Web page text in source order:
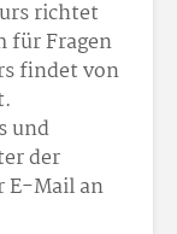
richtet
für Fragen
findet von
und
der
E-Mail an